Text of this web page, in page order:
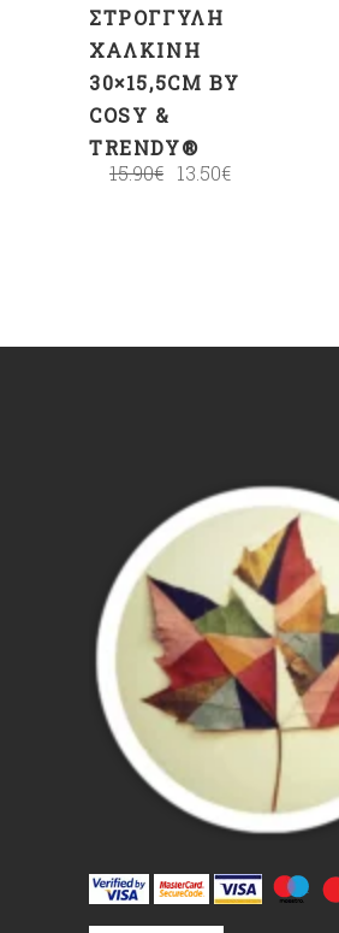
ΣΤΡΟΓΓΥΛΉ
ΧΆΛΚΙΝΗ
30×15,5CM BY
COSY &
TRENDY®
15.90€ 13.50€